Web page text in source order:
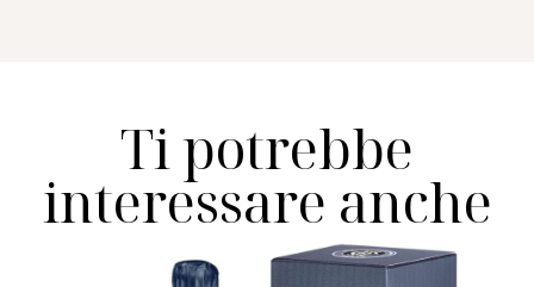
Ti potrebbe
interessare anche